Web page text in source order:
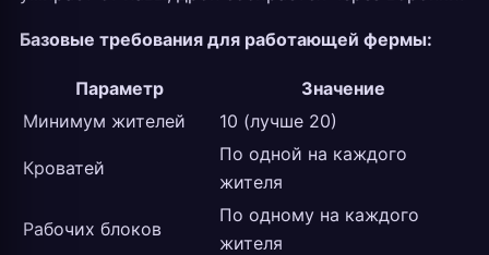
Базовые требования для работающей фермы:
Параметр
Значение
Минимум жителей
10 (лучше 20)
Кроватей
По одной на каждого
жителя
Рабочих блоков
По одному на каждого
жителя